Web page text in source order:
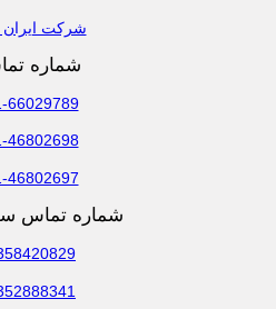
شرکت ایران
شماره
66029789
46802698
46802697
شماره تماس